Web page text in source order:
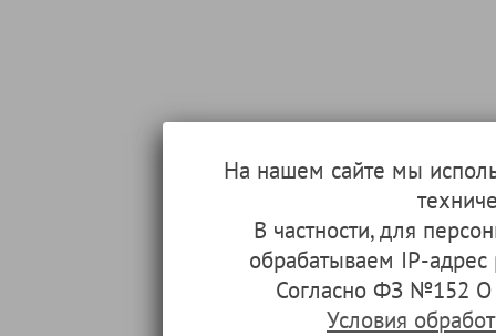
На нашем сайте мы
В частности, для
обрабатываем IP-
Согласно ФЗ №152 О
Условия